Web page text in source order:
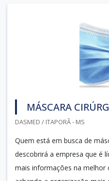
MÁSCARA
DASMED / ITAPORÃ - MS
Quem está em busca de
descobrirá a empresa que é
mais informações na melhor